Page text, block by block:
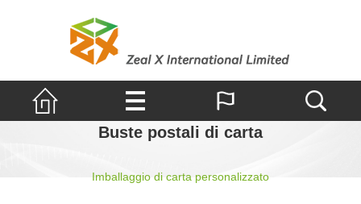
Buste postali di carta
Imballaggio di carta personalizzato